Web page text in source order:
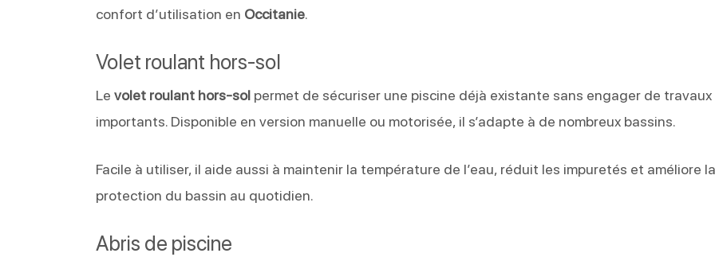
confort d’utilisation en Occitanie.
Volet roulant hors-sol
Levolet roulant hors-sol permet de sécuriser une piscine déjà existante sans engager de travaux
importants. Disponible en version manuelle ou motorisée, il s’adapte à de nombreux bassins.
Facile à utiliser, il aide aussi à maintenir la température de l’eau, réduit les impuretés et améliore
protection du bassin au quotidien.
Abris de piscine